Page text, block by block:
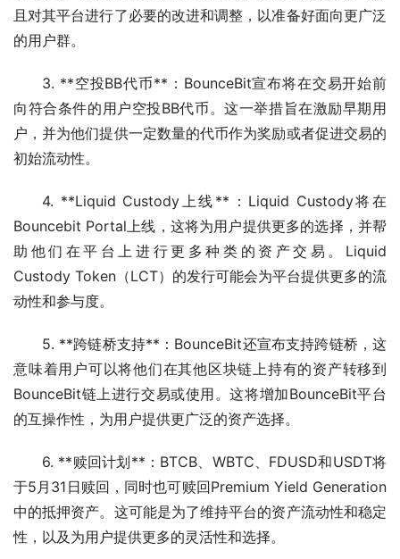
且对其平台进行了必要的改进和调整，以准备好面向更广泛
的用户群。
3. **空投BB代币**：BounceBit宣布将在交易开始前
向符合条件的用户空投BB代币。这一举措旨在激励早期用
户，并为他们提供一定数量的代币作为奖励或者促进交易的
初始流动性。
4. **Liquid Custody上线**：Liquid Custody将在
Bouncebit Portal上线，这将为用户提供更多的选择，并帮
助他们在平台上进行更多种类的资产交易。Liquid
Custody Token（LCT）的发行可能会为平台提供更多的流
动性和参与度。
5. **跨链桥支持**：BounceBit还宣布支持跨链桥，这
意味着用户可以将他们在其他区块链上持有的资产转移到
BounceBit链上进行交易或使用。这将增加BounceBit平台
的互操作性，为用户提供更广泛的资产选择。
6. **赎回计划**：BTCB、WBTC、FDUSD和USDT将
于5月31日赎回，同时也可赎回Premium Yield Generation
中的抵押资产。这可能是为了维持平台的资产流动性和稳定
性，以及为用户提供更多的灵活性和选择。